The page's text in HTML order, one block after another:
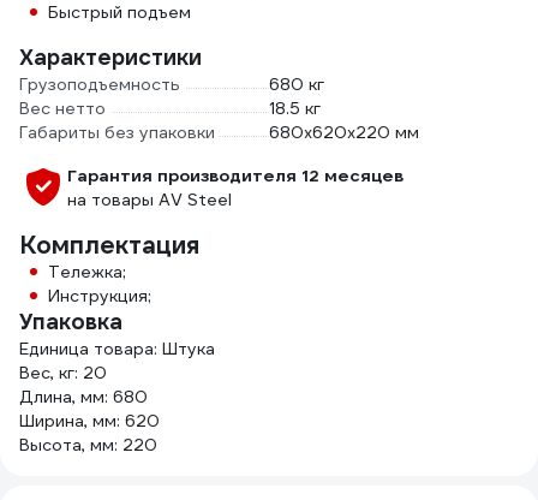
Быстрый подъем
Характеристики
Грузоподъемность
680 кг
Вес нетто
18.5 кг
Габариты без упаковки
680х620х220 мм
Гарантия производителя 12 месяцев
на товары AV Steel
Комплектация
Тележка;
Инструкция;
Упаковка
Единица товара: Штука
Вес, кг: 20
Длина, мм: 680
Ширина, мм: 620
Высота, мм: 220